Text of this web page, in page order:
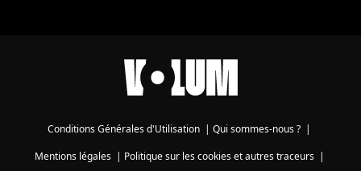
Conditions Générales d'Utilisation | Qui sommes-nous ? |
Mentions légales| Politique sur les cookies et autres traceurs|